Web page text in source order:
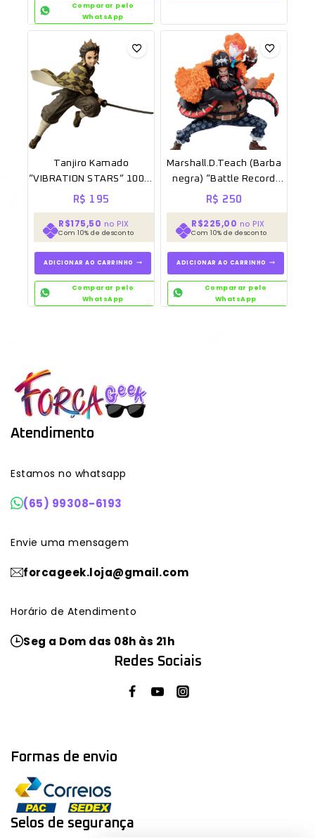
Comparar pelo
WhatsApp
Tanjiro Kamado
“VIBRATION STARS” 100%
Original Sem caixa
R$ 195
R$175,50 no PIX
Com 10% de desconto
ADICIONAR AO CARRINHO
Comparar pelo
WhatsApp
Marshall.D.Teach (Barba
negra) “Battle Record
Collection 100%” Original
unboxing*
R$ 250
R$225,00 no PIX
Com 10% de desconto
ADICIONAR AO CARRINHO
Comparar pelo
WhatsApp
Atendimento
Estamos no whatsapp
(65) 99308-6193
Envie uma mensagem
forcageek.loja@gmail.com
Horário de Atendimento
Seg a Dom das 08h às 21h
Redes Sociais
Formas de envio
Selos de segurança